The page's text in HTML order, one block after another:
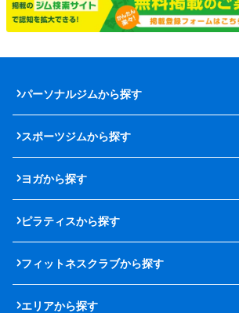
パーソナルジムから探す
スポーツジムから探す
ヨガから探す
ピラティスから探す
フィットネスクラブから探す
エリアから探す